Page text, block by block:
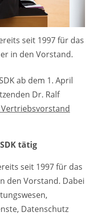
seit 1997 für das
in den Vorstand.
ab dem 1. April
Dr. Ralf
tätig
seit 1997 für das
den Vorstand. Dabei
Datenschutz